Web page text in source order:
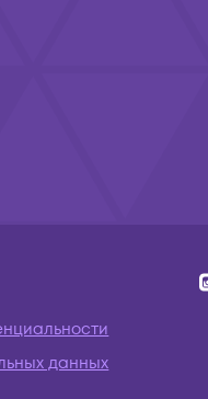
данных